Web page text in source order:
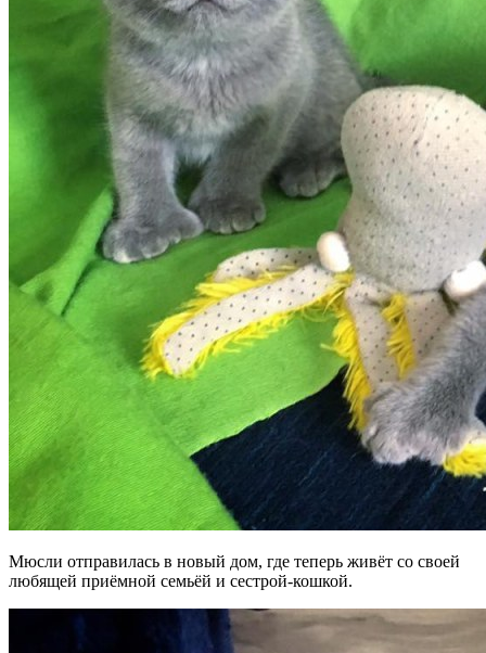
Мюсли отправилась в новый дом, где теперь живёт со своей
любящей приёмной семьёй и сестрой-кошкой.